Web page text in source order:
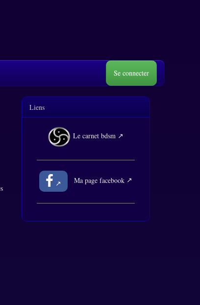
Se connecter
Liens
Le carnet bdsm
Ma page facebook